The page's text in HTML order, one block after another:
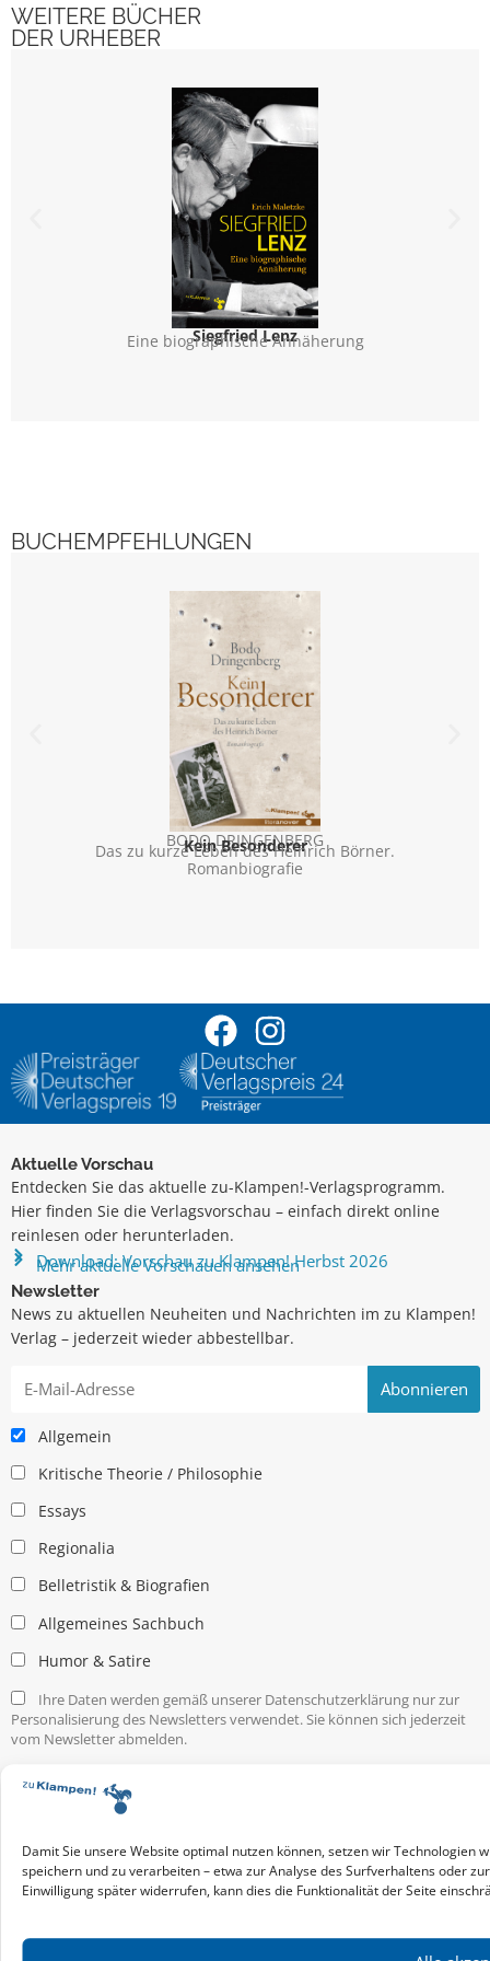
Damit Sie unsere Website optimal nutzen können, setzen wir Technologien
speichern und zu verarbeiten – etwa zur Analyse des Surfverhaltens oder
Einwilligung später widerrufen, kann dies die Funktionalität der Seite
WEITERE BÜCHER
DER URHEBER
Siegfried Lenz
Eine biographische Annäherung
BUCHEMPFEHLUNGEN
BODO DRINGENBERG
Kein Besonderer
Das zu kurze Leben des Heinrich Börner.
Romanbiografie
Aktuelle Vorschau
Entdecken Sie das aktuelle zu-Klampen!-Verlagsprogramm.
Hier finden Sie die Verlagsvorschau – einfach direkt online
reinlesen oder herunterladen.
Download: Vorschau zu Klampen! Herbst 2026
Mehr aktuelle Vorschauen ansehen
Newsletter
News zu aktuellen Neuheiten und Nachrichten im zu Klampen!
Verlag – jederzeit wieder abbestellbar.
Allgemein
Kritische Theorie / Philosophie
Essays
Regionalia
Belletristik & Biografien
Allgemeines Sachbuch
Humor & Satire
Ihre Daten werden gemäß unserer Datenschutzerklärung nur zur
Personalisierung des Newsletters verwendet. Sie können sich jederzeit
vom Newsletter abmelden.
Service & Infos
Presseservice
Infos zur Manuskripteinreichung
Praktikumsstellen
Impressum